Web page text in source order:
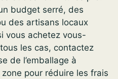
budget serré, des
des artisans locaux
vous achetez vous-
les cas, contactez
de l’emballage à
pour réduire les frais